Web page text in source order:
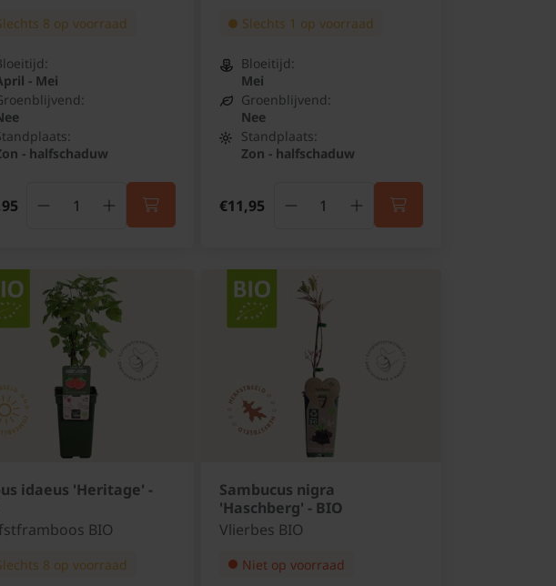
8 op voorraad
- Mei
- halfschaduw
Slechts 1 op voorraad
Bloeitijd:
Mei
Groenblijvend:
Nee
Standplaats:
Zon - halfschaduw
€11,95
idaeus 'Heritage' -
BIO
8 op voorraad
Sambucus nigra
'Haschberg' - BIO
Vlierbes BIO
Niet op voorraad